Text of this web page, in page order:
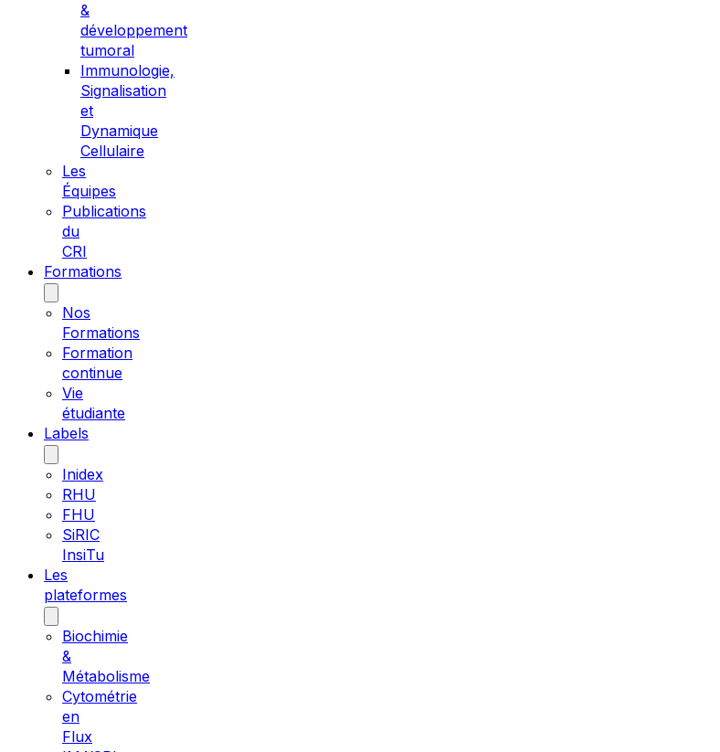
&
développement
tumoral
Immunologie,
Signalisation
et
Dynamique
Cellulaire
Les
Équipes
Publications
du
CRI
Formations
Nos
Formations
Formation
continue
Vie
étudiante
Labels
Inidex
RHU
FHU
SiRIC
InsiTu
Les
plateformes
Biochimie
&
Métabolisme
Cytométrie
en
Flux